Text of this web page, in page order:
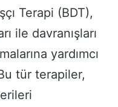
Terapi (BDT),
ile davranışları
yardımcı
tür terapiler,